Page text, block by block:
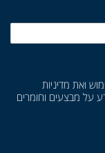
ואת מדיניות
על מבצעים וחומרים